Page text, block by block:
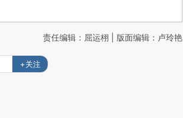
责任编辑：屈运栩 | 版面编辑：卢玲艳
+关注